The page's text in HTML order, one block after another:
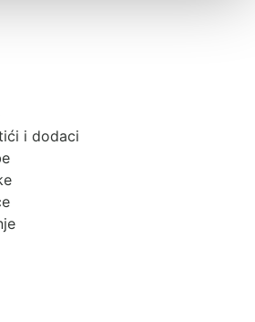
i dodaci